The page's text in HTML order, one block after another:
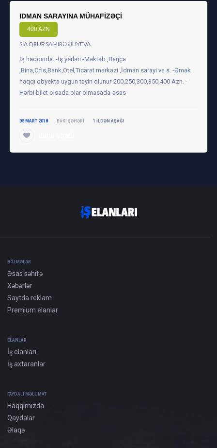
IDMAN SARAYINA MÜHAFIZƏÇI
400 AZN
SIA QRUP.SAMIRƏ ƏLIYEVA
İş haqqında: -İş yerləri -Məktəb ,Bağça
,Bina,Ofis,Bank,Otel,Ticarət mərkəzi ,İdman sarayi və s. -Əmək
haqqı obyektə uygun təyin olunur-200,250,300,350,400 Azn. -
Hərbi bilet olsada olar olmasada-əsas
05 MART 2018 BAKI ŞƏHƏRI 1 ILDƏN AŞAĞI
BÖLMƏLƏR
Əsas səhifə
Xəbərlər
Saytda reklam
Premium elanlar
ELANLAR
İş elanları
İş axtaranlar
FAYDALI MƏLUMAT
Haqqımızda
Qaydalar
Əlaqə